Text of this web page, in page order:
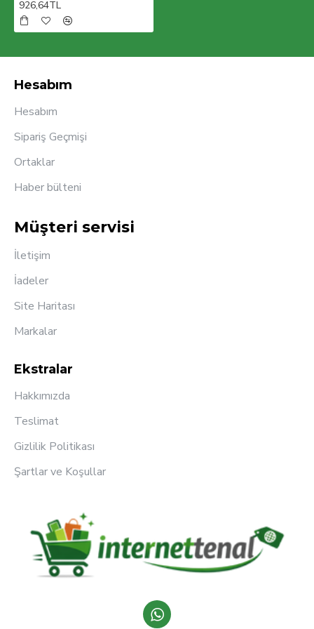
926,64TL
Hesabım
Hesabım
Sipariş Geçmişi
Ortaklar
Haber bülteni
Müşteri servisi
İletişim
İadeler
Site Haritası
Markalar
Ekstralar
Hakkımızda
Teslimat
Gizlilik Politikası
Şartlar ve Koşullar